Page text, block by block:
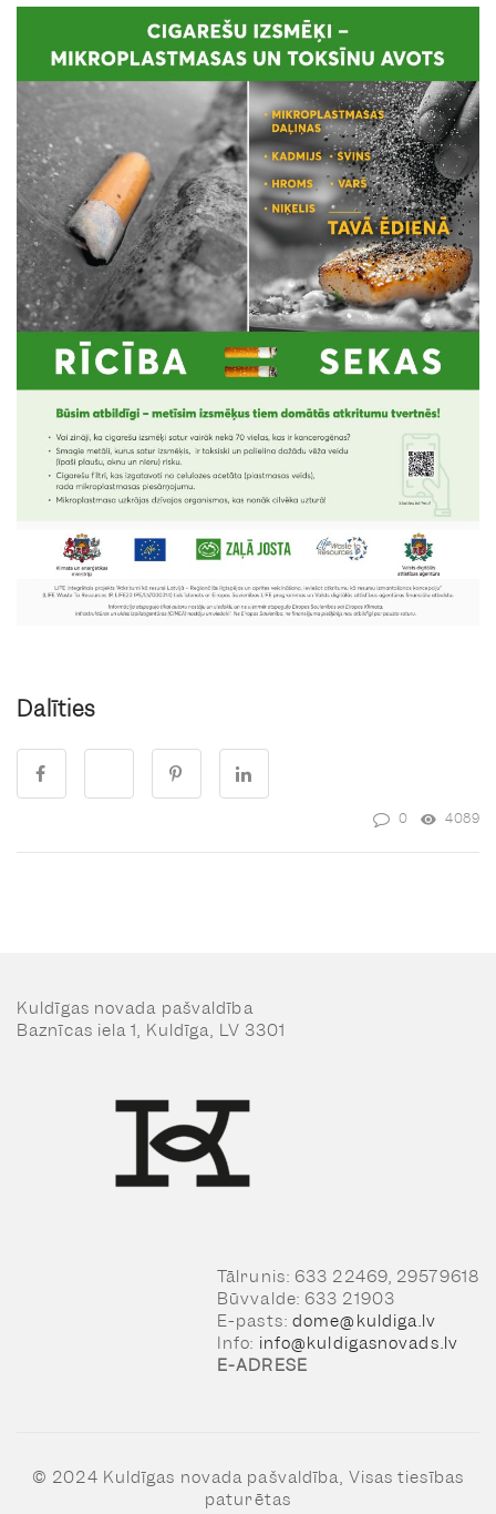
Dalīties
0 4089
Kuldīgas novada pašvaldība
Baznīcas iela 1, Kuldīga, LV 3301
Tālrunis: 633 22469, 29579618
Būvvalde: 633 21903
E-pasts: dome@kuldiga.lv
Info: info@kuldigasnovads.lv
E-ADRESE
© 2024 Kuldīgas novada pašvaldība, Visas tiesības
paturētas